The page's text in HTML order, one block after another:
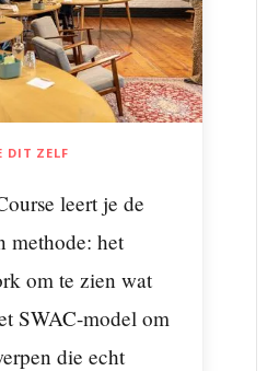
DIT ZELF
leert je de
methode: het
om te zien wat
SWAC-model om
die echt